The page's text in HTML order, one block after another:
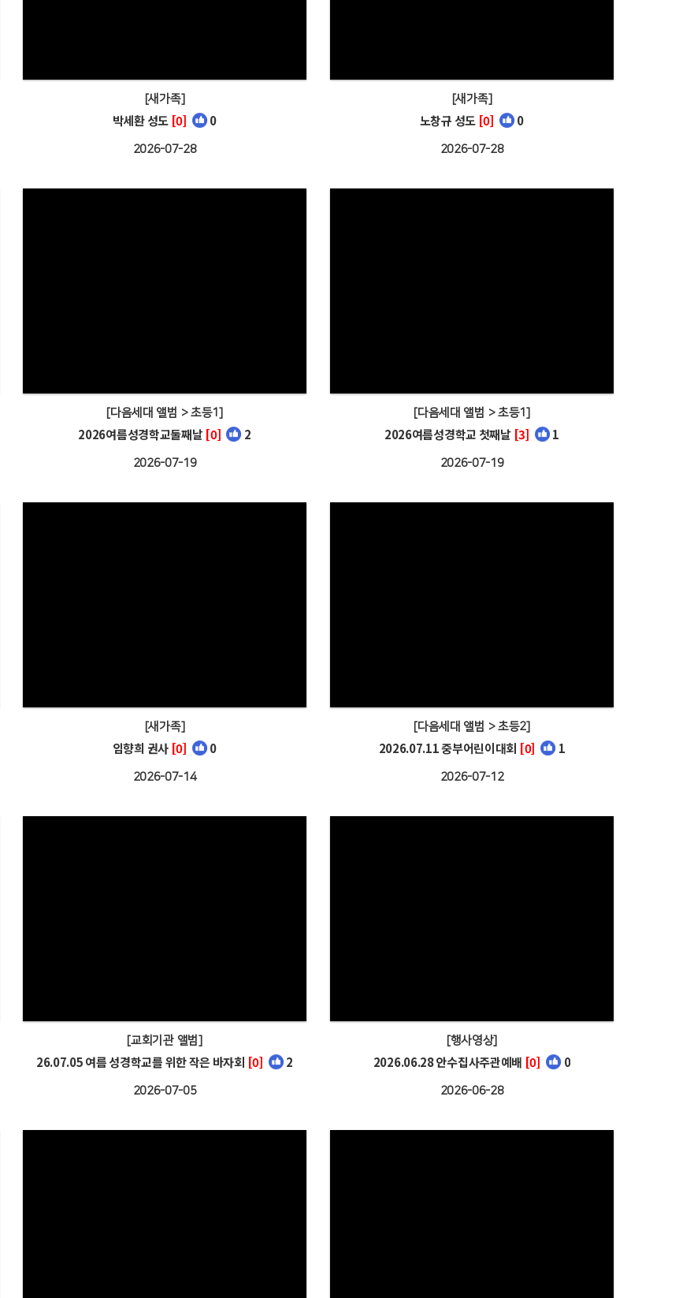
[새가족]
박세환 성도 [0] 0
2026-07-28
[새가족]
노창규 성도 [0] 0
2026-07-28
[다음세대 앨범 > 초등1]
2026여름성경학교둘째날 [0] 2
2026-07-19
[다음세대 앨범 > 초등1]
2026여름성경학교 첫째날 [3] 1
2026-07-19
[새가족]
임향희 권사 [0] 0
2026-07-14
[다음세대 앨범 > 초등2]
2026.07.11 중부어린이대회 [0] 1
2026-07-12
[교회기관 앨범]
26.07.05 여름 성경학교를 위한 작은 바자회 [0] 2
2026-07-05
[행사영상]
2026.06.28 안수집사주관예배 [0] 0
2026-06-28